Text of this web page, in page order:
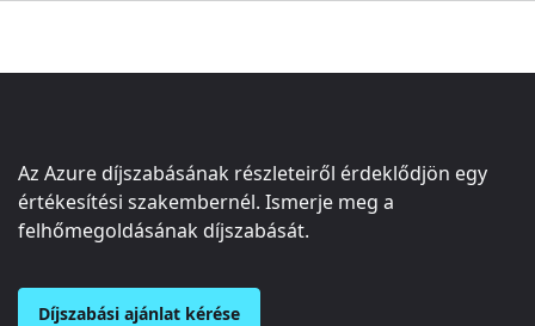
Az Azure díjszabásának részleteiről érdeklődjön egy
értékesítési szakembernél. Ismerje meg a
felhőmegoldásának díjszabását.
Díjszabási ajánlat kérése